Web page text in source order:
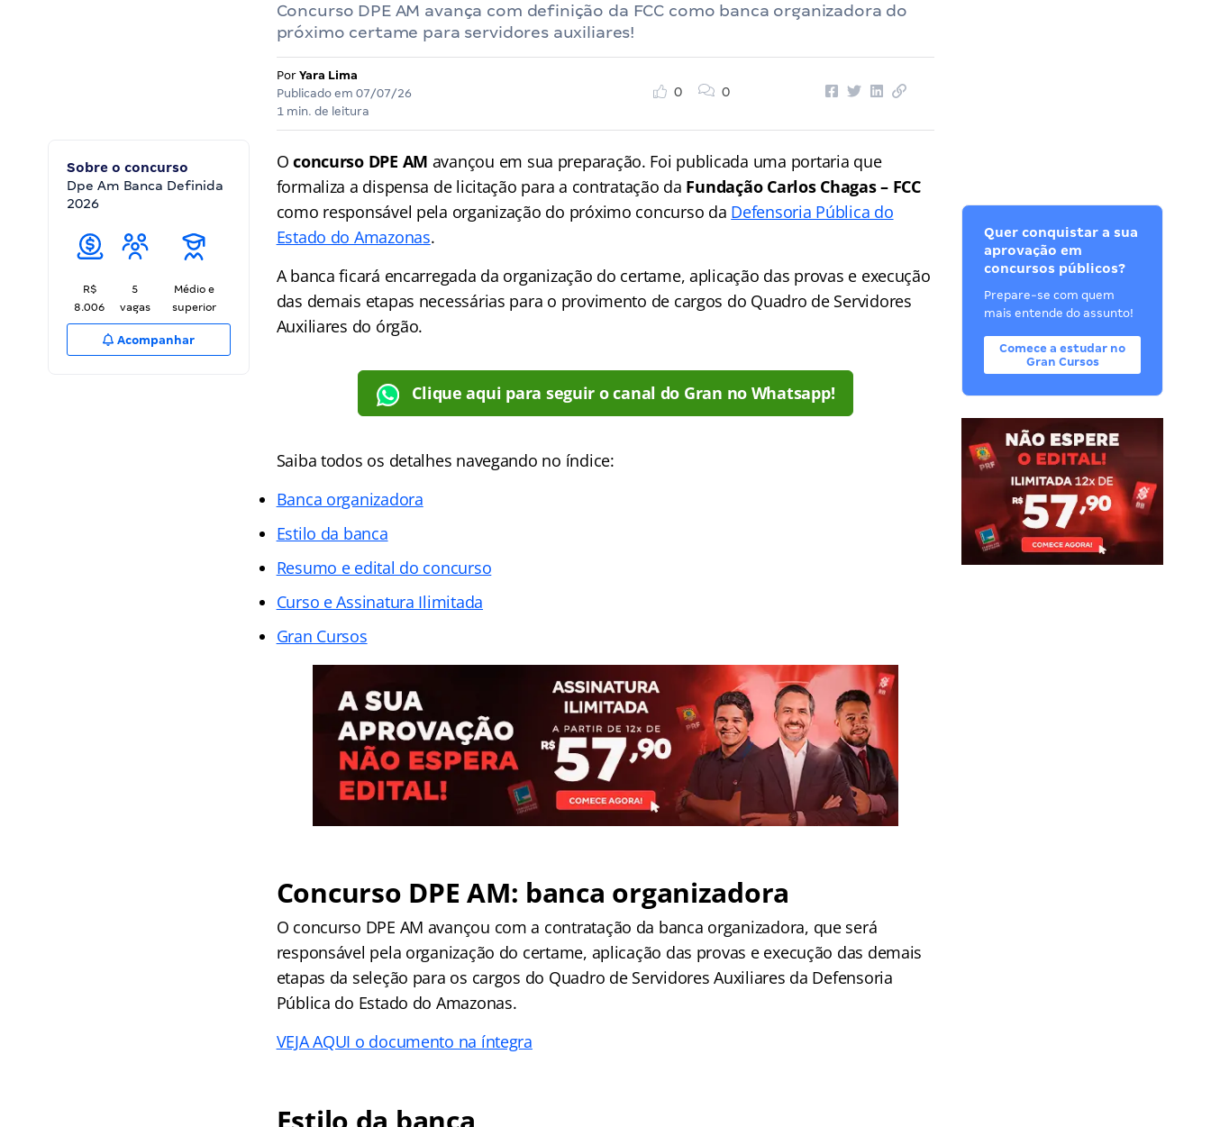
Concurso DPE AM avança com definição da FCC como banca organizadora do
próximo certame para servidores auxiliares!
Por Yara Lima
Publicado em 07/07/26
1 min. de leitura
0 0
Sobre o concurso
Dpe Am Banca Definida
2026
R$
8.006
5
vagas
Médio e
superior
Acompanhar
Oconcurso DPE AM avançou em sua preparação. Foi publicada uma portaria que
formaliza a dispensa de licitação para a contratação da Fundação Carlos Chagas – FCC
como responsável pela organização do próximo concurso da Defensoria Pública do
Estado do Amazonas.
A banca ficará encarregada da organização do certame, aplicação das provas e execução
das demais etapas necessárias para o provimento de cargos do Quadro de Servidores
Auxiliares do órgão.
Clique aqui para seguir o canal do Gran no Whatsapp!
Saiba todos os detalhes navegando no índice:
Banca organizadora
Estilo da banca
Resumo e edital do concurso
Curso e Assinatura Ilimitada
Gran Cursos
Concurso DPE AM: banca organizadora
O concurso DPE AM avançou com a contratação da banca organizadora, que será
responsável pela organização do certame, aplicação das provas e execução das demais
etapas da seleção para os cargos do Quadro de Servidores Auxiliares da Defensoria
Pública do Estado do Amazonas.
VEJA AQUI o documento na íntegra
Quer conquistar a sua
aprovação em
concursos públicos?
Prepare-se com quem
mais entende do assunto!
Comece a estudar no
Gran Cursos